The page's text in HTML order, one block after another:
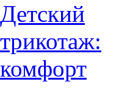
Детский
трикотаж:
комфорт